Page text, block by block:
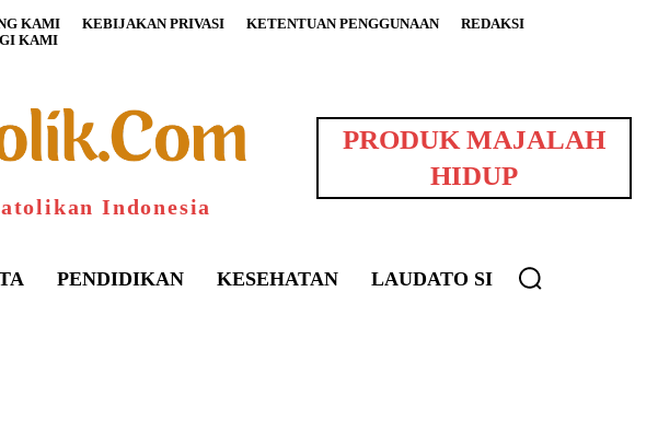
KAMI KEBIJAKAN PRIVASI KETENTUAN PENGGUNAAN
REDAKSI
KAMI
Indonesia
PRODUK MAJALAH
HIDUP
PENDIDIKAN KESEHATAN LAUDATO SI